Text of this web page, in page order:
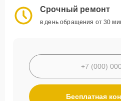
Срочный ремонт
в день обращения от 30
Бесплатная